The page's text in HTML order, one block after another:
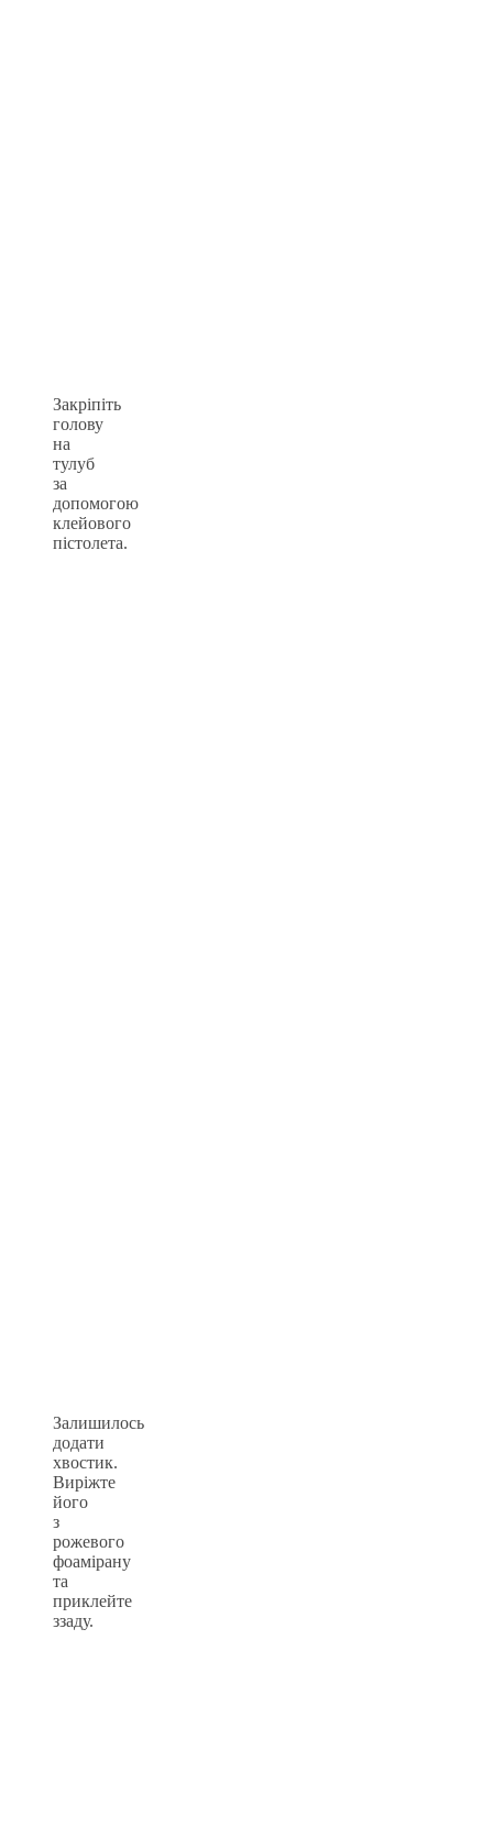
Закріпіть
голову
на
тулуб
за
допомогою
клейового
пістолета.
Залишилось
додати
хвостик.
Виріжте
його
з
рожевого
фоамірану
та
приклейте
ззаду.